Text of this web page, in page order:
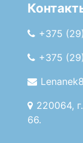
+375
+375
220064,
66.